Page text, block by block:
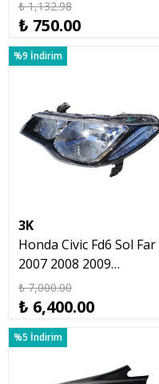
₺ 1,132.98
₺ 750.00
%9 İndirim
3K
Honda Civic Fd6 Sol Far
2007 2008 2009
Makyajsız Kasa
₺ 7,000.00
₺ 6,400.00
%5 İndirim